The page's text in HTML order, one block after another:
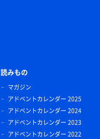
読みもの
マガジン
アドベントカレンダー 2025
アドベントカレンダー 2024
アドベントカレンダー 2023
アドベントカレンダー 2022